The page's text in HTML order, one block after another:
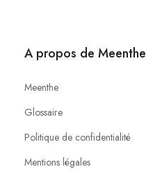
A propos de Meenthe
Meenthe
Glossaire
Politique de confidentialité
Mentions légales